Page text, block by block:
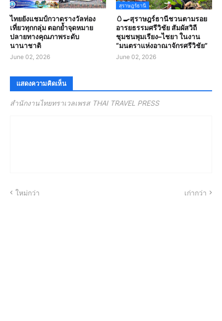
ไทยยังแชมป์กวาดรางวัลท่อง
เที่ยวทุกกลุ่ม ตอกย้ำจุดหมาย
ปลายทางคุณภาพระดับ
นานาชาติ
June 02, 2026
สุราษฎร์ธานี
🥚🍳สุราษฎร์ธานีชวนตามรอย
อารยธรรมศรีวิชัย สัมผัสวิถี
ชุมชนพุมเรียง–ไชยา ในงาน
“มนตราแห่งอาณาจักรศรีวิชัย”
June 02, 2026
แสดงความคิดเห็น
สำนักงานไทยทราเวลเพรส THAI TRAVEL PRESS
ใหม่กว่า เก่ากว่า